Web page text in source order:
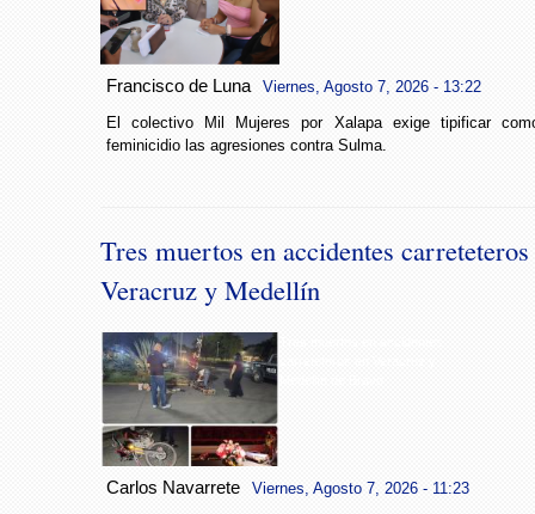
Francisco de Luna Viernes, Agosto 7, 2026 - 13:22
El colectivo Mil Mujeres por Xalapa exige tipificar
feminicidio las agresiones contra Sulma.
Tres muertos en accidentes carreteteros
Veracruz y Medellín
Carlos Navarrete Viernes, Agosto 7, 2026 - 11:23